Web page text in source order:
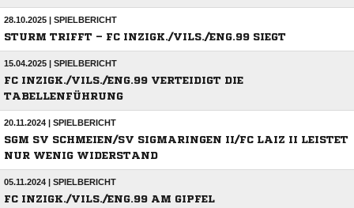
28.10.2025 | SPIELBERICHT
STURM TRIFFT – FC INZIGK./VILS./ENG.99 SIEGT
15.04.2025 | SPIELBERICHT
FC INZIGK./VILS./ENG.99 VERTEIDIGT DIE
TABELLENFÜHRUNG
20.11.2024 | SPIELBERICHT
SGM SV SCHMEIEN/SV SIGMARINGEN II/FC LAIZ II LEISTET
NUR WENIG WIDERSTAND
05.11.2024 | SPIELBERICHT
FC INZIGK./VILS./ENG.99 AM GIPFEL